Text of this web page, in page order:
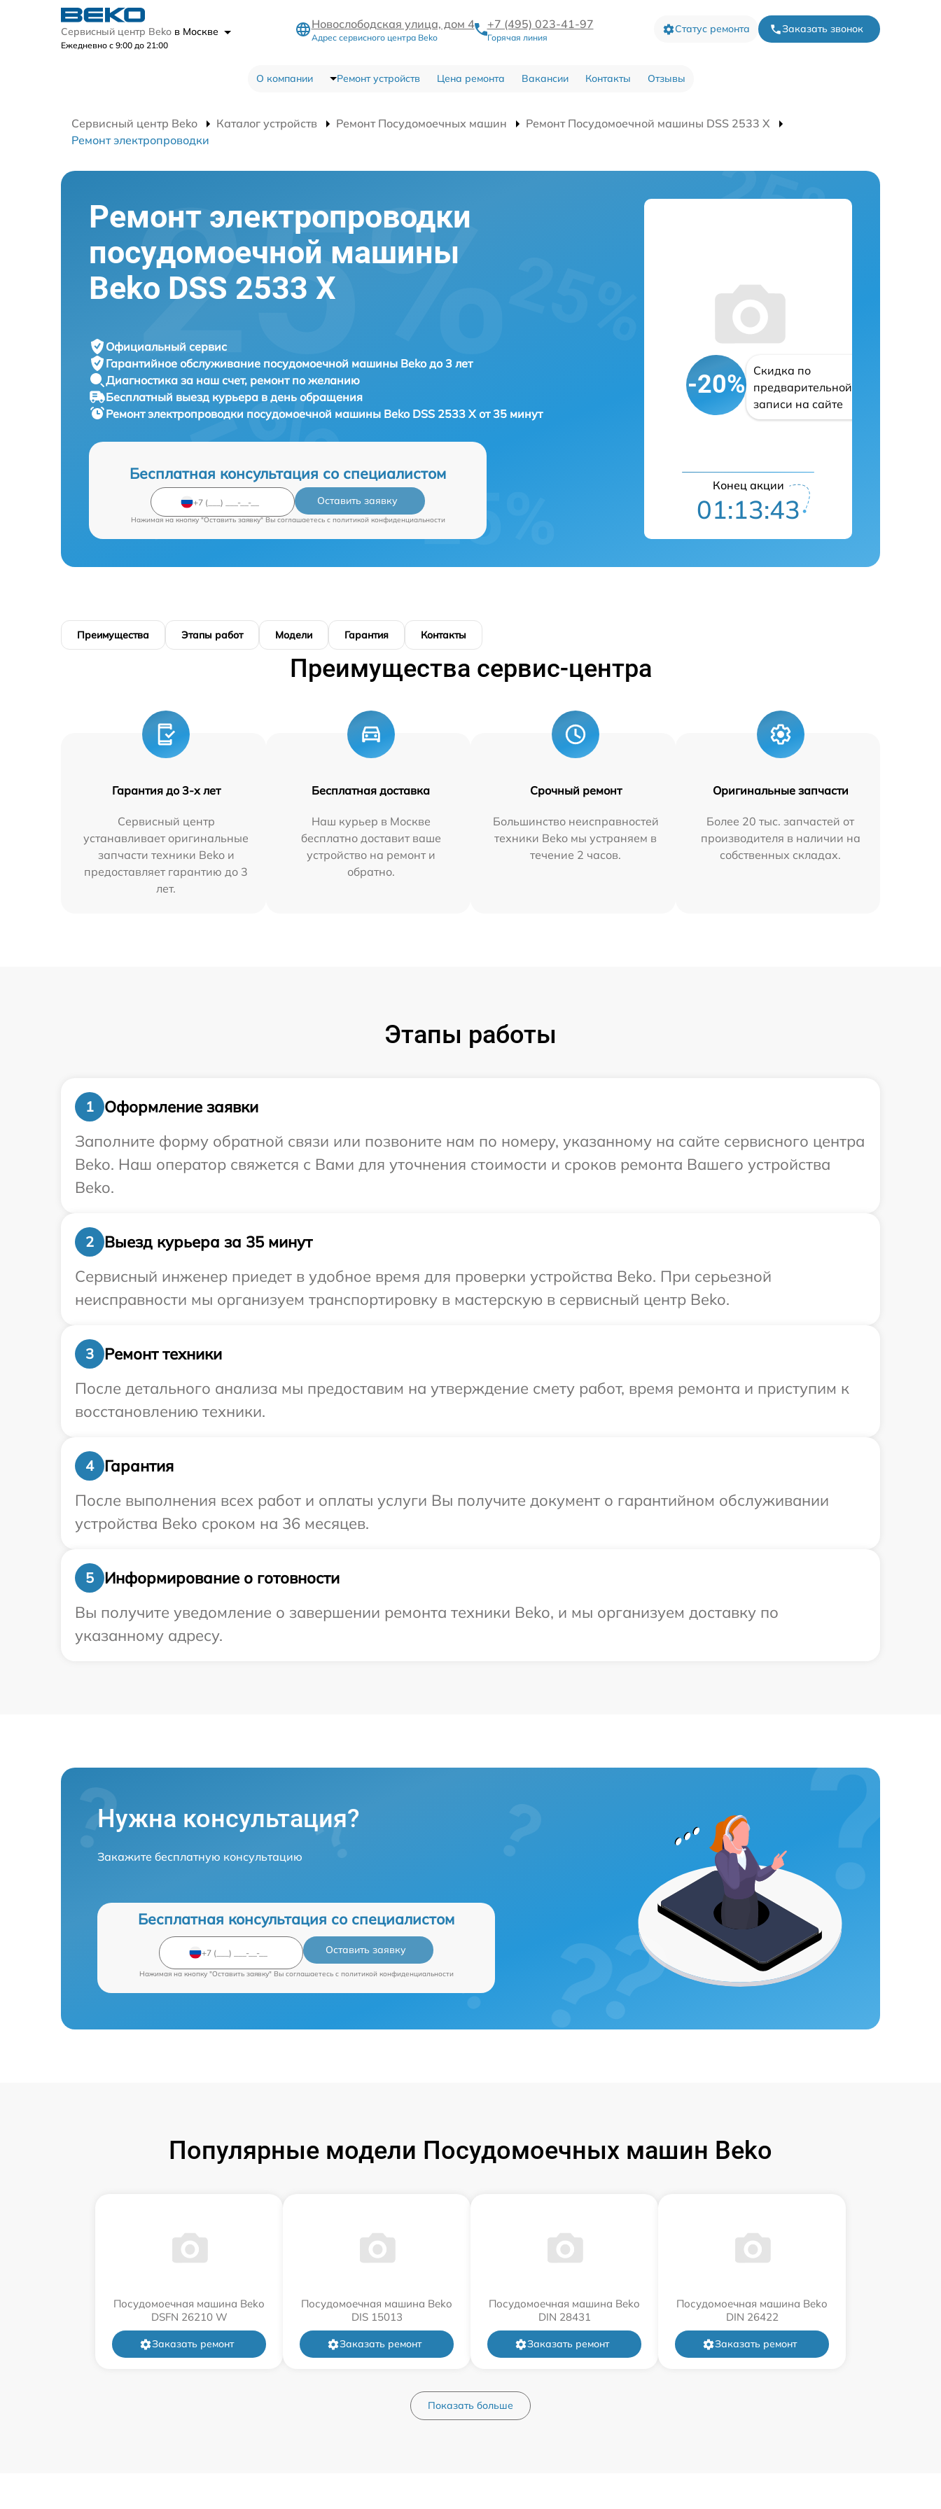
Сервисный центр Beko в Москве
Ежедневно с 9:00 до 21:00
Новослободская улица, дом 4
Адрес сервисного центра Beko
+7 (495) 023-41-97
Горячая линия
Статус ремонта Заказать звонок
О компании Ремонт устройств Цена ремонта Вакансии Контакты Отзывы
Сервисный центр Beko Каталог устройств Ремонт Посудомоечных машин
Ремонт Посудомоечной машины DSS 2533 X
Ремонт электропроводки
Ремонт электропроводки
посудомоечной машины
Beko DSS 2533 X
Официальный сервис
Гарантийное обслуживание посудомоечной машины Beko до 3 лет
Диагностика за наш счет, ремонт по желанию
Бесплатный выезд курьера в день обращения
Ремонт электропроводки посудомоечной машины Beko DSS 2533 X от 35 минут
Бесплатная консультация со специалистом
Оставить заявку
Нажимая на кнопку "Оставить заявку" Вы соглашаетесь c политикой конфиденциальности
-20%
Скидка по
предварительной
записи на сайте
Конец акции
01:13:42
Преимущества Этапы работ Модели Гарантия Контакты
Преимущества сервис-центра
Гарантия до 3-х лет
Сервисный центр
устанавливает оригинальные
запчасти техники Beko и
предоставляет гарантию до 3
лет.
Бесплатная доставка
Наш курьер в Москве
бесплатно доставит ваше
устройство на ремонт и
обратно.
Срочный ремонт
Большинство неисправностей
техники Beko мы устраняем в
течение 2 часов.
Оригинальные запчасти
Более 20 тыс. запчастей от
производителя в наличии на
собственных складах.
Этапы работы
1
Оформление заявки
Заполните форму обратной связи или позвоните нам по номеру, указанному на сайте сервисного центра
Beko. Наш оператор свяжется с Вами для уточнения стоимости и сроков ремонта Вашего устройства
Beko.
2
Выезд курьера за 35 минут
Сервисный инженер приедет в удобное время для проверки устройства Beko. При серьезной
неисправности мы организуем транспортировку в мастерскую в сервисный центр Beko.
3
Ремонт техники
После детального анализа мы предоставим на утверждение смету работ, время ремонта и приступим к
восстановлению техники.
4
Гарантия
После выполнения всех работ и оплаты услуги Вы получите документ о гарантийном обслуживании
устройства Beko сроком на 36 месяцев.
5
Информирование о готовности
Вы получите уведомление о завершении ремонта техники Beko, и мы организуем доставку по
указанному адресу.
Нужна консультация?
Закажите бесплатную консультацию
Бесплатная консультация со специалистом
Оставить заявку
Нажимая на кнопку "Оставить заявку" Вы соглашаетесь c политикой конфиденциальности
Популярные модели Посудомоечных машин Beko
Посудомоечная машина Beko
DSFN 26210 W
Заказать ремонт
Посудомоечная машина Beko
DIS 15013
Заказать ремонт
Посудомоечная машина Beko
DIN 28431
Заказать ремонт
Посудомоечная машина Beko
DIN 26422
Заказать ремонт
Показать больше